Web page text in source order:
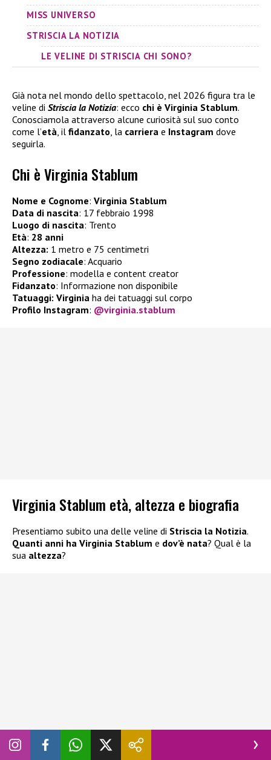
MISS UNIVERSO
STRISCIA LA NOTIZIA
LE VELINE DI STRISCIA CHI SONO?
Già nota nel mondo dello spettacolo, nel 2026 figura tra le
veline di Striscia la Notizia: ecco chi è Virginia Stablum.
Conosciamola attraverso alcune curiosità sul suo conto
come l’età , il fidanzato , la carriera e Instagram dove
seguirla.
Chi è Virginia Stablum
Nome e Cognome: Virginia Stablum
Data di nascita: 17 febbraio 1998
Luogo di nascita: Trento
Età: 28 anni
Altezza: 1 metro e 75 centimetri
Segno zodiacale: Acquario
Professione: modella e content creator
Fidanzato: Informazione non disponibile
Tatuaggi: Virginia ha dei tatuaggi sul corpo
Profilo Instagram: @virginia.stablum
Virginia Stablum età, altezza e biografia
Presentiamo subito una delle veline di Striscia la Notizia.
Quanti anni ha Virginia Stablum e dov’è nata? Qual è la
sua altezza?